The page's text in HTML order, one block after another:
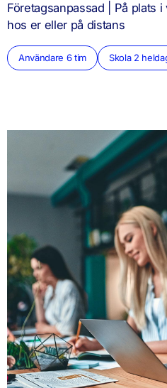
Företagsanpassad | På plats
hos er eller på distans
Användare 6 tim Skola 2